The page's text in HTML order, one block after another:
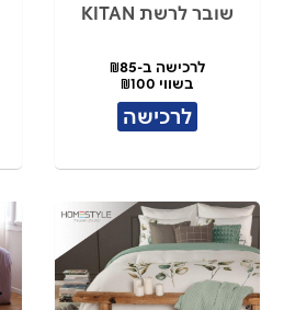
שובר לרשת KITAN
לרכישה ב-₪85
בשווי ₪100
לרכישה